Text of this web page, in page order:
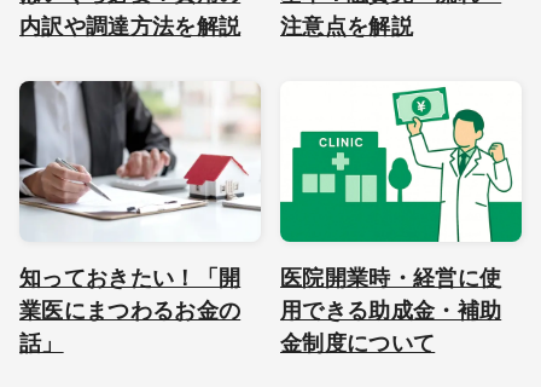
内訳や調達方法を解説
注意点を解説
知っておきたい！「開
業医にまつわるお金の
話」
医院開業時・経営に使
用できる助成金・補助
金制度について